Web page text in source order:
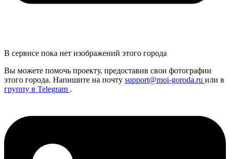
В сервисе пока нет изображений этого города
Вы можете помочь проекту, предоставив свои фотографии
этого города. Напишите на почту support@moi-goroda.ru или в
группу в Telegram .